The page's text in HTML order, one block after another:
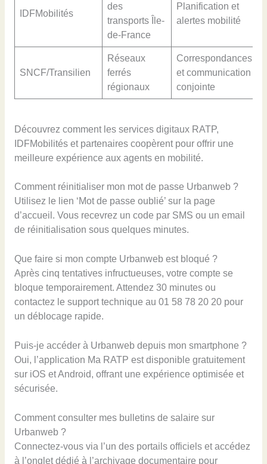
IDFMobilités
des
transports Île-
de-France
Planification et
alertes mobilité
SNCF/Transilien
Réseaux
ferrés
régionaux
Correspondances
et communication
conjointe
Découvrez comment les services digitaux RATP,
IDFMobilités et partenaires coopèrent pour offrir une
meilleure expérience aux agents en mobilité.
Comment réinitialiser mon mot de passe Urbanweb ?
Utilisez le lien ‘Mot de passe oublié’ sur la page
d’accueil. Vous recevrez un code par SMS ou un email
de réinitialisation sous quelques minutes.
Que faire si mon compte Urbanweb est bloqué ?
Après cinq tentatives infructueuses, votre compte se
bloque temporairement. Attendez 30 minutes ou
contactez le support technique au 01 58 78 20 20 pour
un déblocage rapide.
Puis-je accéder à Urbanweb depuis mon smartphone ?
Oui, l’application Ma RATP est disponible gratuitement
sur iOS et Android, offrant une expérience optimisée et
sécurisée.
Comment consulter mes bulletins de salaire sur
Urbanweb ?
Connectez-vous via l’un des portails officiels et accédez
à l’onglet dédié à l’archivage documentaire pour